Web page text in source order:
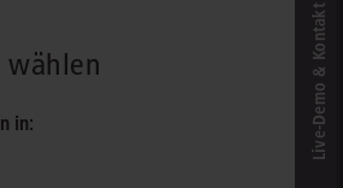
wählen
in: Live‑Demo & Kontakt